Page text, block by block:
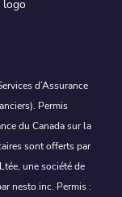
d’Assurance
Permis
du Canada sur la
sont offerts par
une société de
nesto inc. Permis :